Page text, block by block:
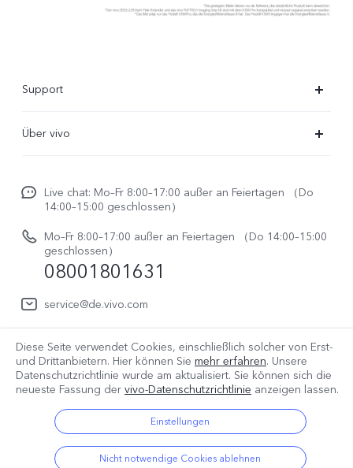
Support
Service Center
IMEI-Authentifizierung
Reparaturerfassung
System Verbesserung
Benutzerhandbuch
Log aktualisieren
Garantiebestimmungen
Über vivo
Impressum
Rechtliche Hinweise
vivo Datenschutzcenter
Live chat: Mo–Fr 8:00–17:00 außer an Feiertagen （Do
14:00–15:00 geschlossen）
Mo–Fr 8:00–17:00 außer an Feiertagen （Do 14:00–15:00
geschlossen）
08001801631
service@de.vivo.com
Deutschland | Land/Region auswählen
© 2026 vivo Mobile Communication Co., Ltd. Alle Rechte
vorbehalten.
Datenschutz Bestimmungen
Cookie Richtlinie
Diese Seite verwendet Cookies, einschließlich solcher von Erst-
und Drittanbietern. Hier können Sie mehr erfahren. Unsere
Datenschutzrichtlinie wurde am aktualisiert. Sie können sich die
neueste Fassung der vivo-Datenschutzrichtlinie anzeigen lassen.
Einstellungen
Nicht notwendige Cookies ablehnen